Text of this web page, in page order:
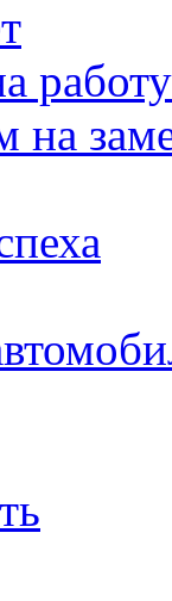
работу
на